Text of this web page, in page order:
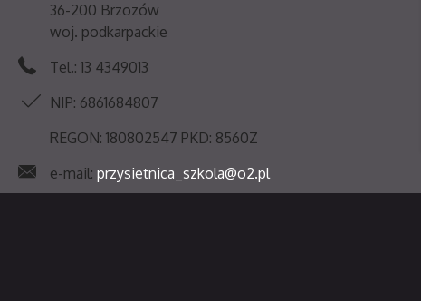
36-200 Brzozów
woj. podkarpackie
Tel.: 13 4349013
NIP: 6861684807
REGON: 180802547 PKD: 8560Z
e-mail: przysietnica_szkola@o2.pl